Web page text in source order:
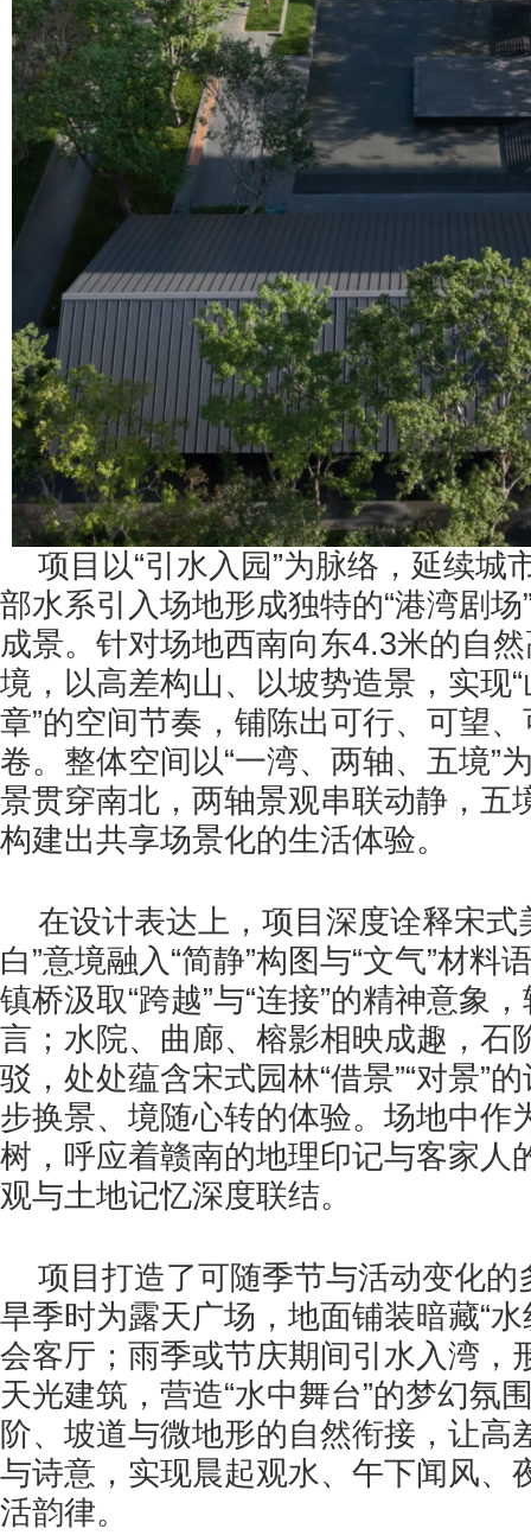
项目以“引水入园”为脉络，延续城
部水系引入场地形成独特的“港湾剧
成景。针对场地西南向东4.3米的自
境，以高差构山、以坡势造景，实现
章”的空间节奏，铺陈出可行、可望
卷。整体空间以“一湾、两轴、五境”
景贯穿南北，两轴景观串联动静，五
构建出共享场景化的生活体验。
在设计表达上，项目深度诠释宋式
白”意境融入“简静”构图与“文气”材料
镇桥汲取“跨越”与“连接”的精神意象
言；水院、曲廊、榕影相映成趣，石
驳，处处蕴含宋式园林“借景”“对景”
步换景、境随心转的体验。场地中作
树，呼应着赣南的地理印记与客家人
观与土地记忆深度联结。
项目打造了可随季节与活动变化的
旱季时为露天广场，地面铺装暗藏“
会客厅；雨季或节庆期间引水入湾，
天光建筑，营造“水中舞台”的梦幻氛
阶、坡道与微地形的自然衔接，让高
与诗意，实现晨起观水、午下闻风、
活韵律。